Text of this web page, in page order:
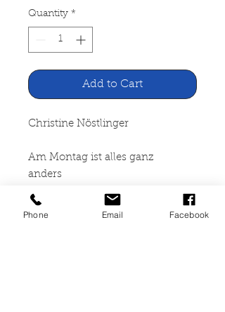
Quantity *
Add to Cart
Christine Nöstlinger
Am Montag ist alles ganz
anders
Beltz & Gelberg Weinheim -
Phone Email Facebook